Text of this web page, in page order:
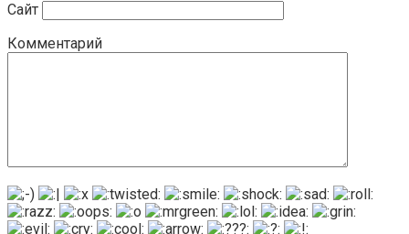
Сайт
Комментарий